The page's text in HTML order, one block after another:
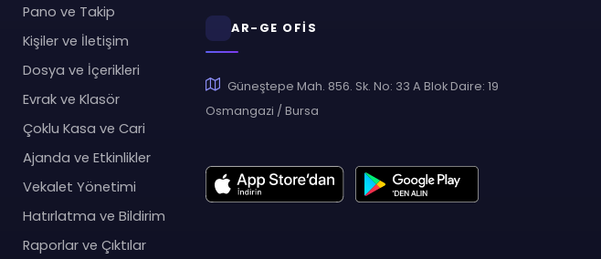
Pano ve Takip
Kişiler ve İletişim
Dosya ve İçerikleri
Evrak ve Klasör
Çoklu Kasa ve Cari
Ajanda ve Etkinlikler
Vekalet Yönetimi
Hatırlatma ve Bildirim
Raporlar ve Çıktılar
AR-GE OFİS
Güneştepe Mah. 856. Sk. No: 33 A Blok Daire: 19
Osmangazi / Bursa